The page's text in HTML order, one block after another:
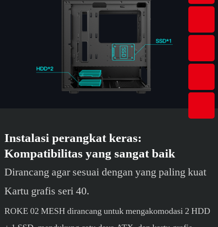
Instalasi perangkat keras:
Kompatibilitas yang sangat baik
Dirancang agar sesuai dengan yang paling kuat
Kartu grafis seri 40.
ROKE 02 MESH dirancang untuk mengakomodasi 2 HDD